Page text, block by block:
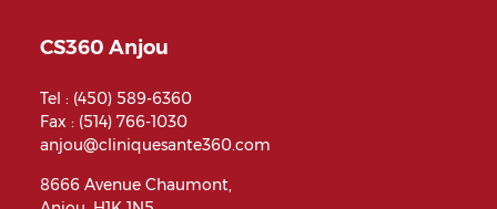
CS360 Anjou
Tel : (450) 589-6360
Fax : (514) 766-1030
anjou@cliniquesante360.com
8666 Avenue Chaumont,